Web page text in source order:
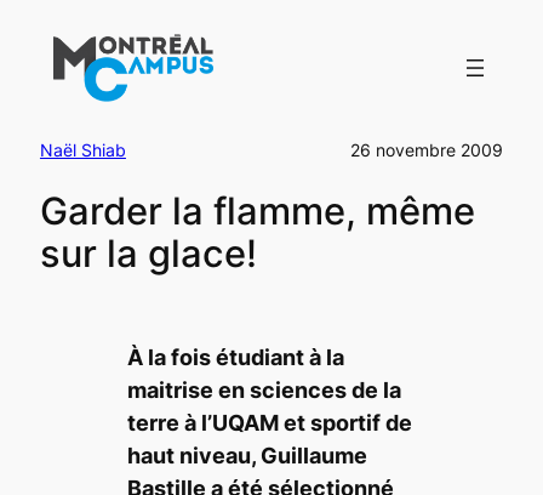
contenu
Naël Shiab 26 novembre 2009
Garder la flamme, même
sur la glace!
À la fois étudiant à la
maitrise en sciences de la
terre à l’UQAM et sportif de
haut niveau, Guillaume
Bastille a été sélectionné